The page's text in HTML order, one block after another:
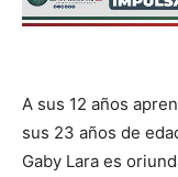
A sus 12 años
sus 23 años de
Gaby Lara es